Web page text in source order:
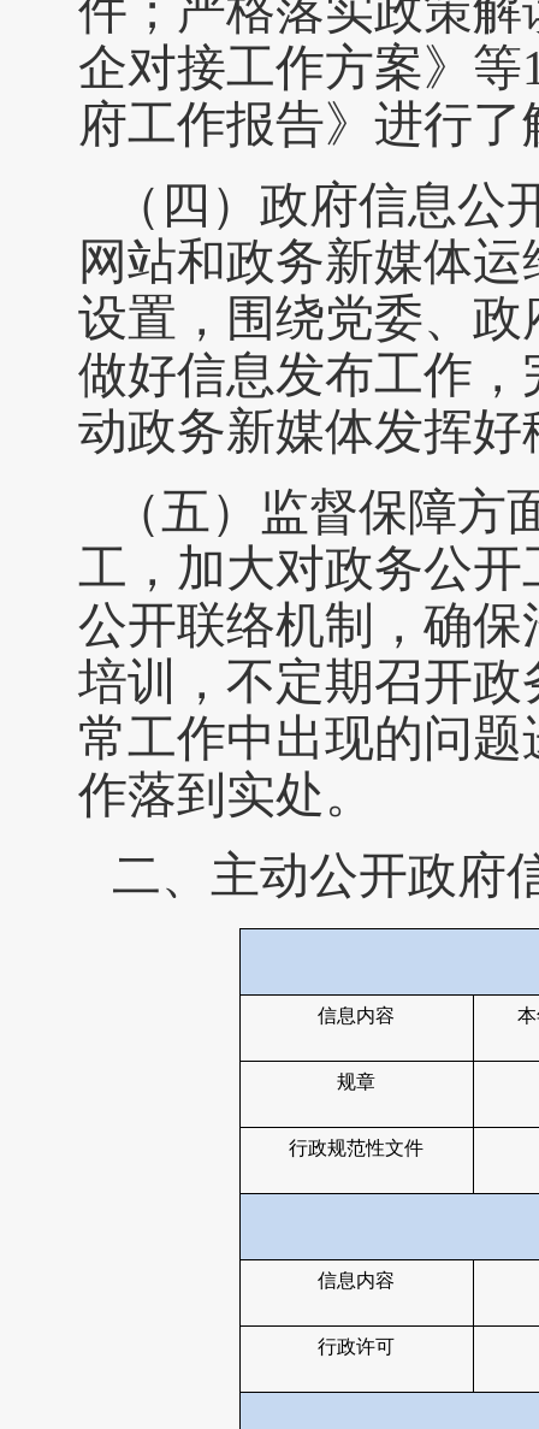
企对接工作方案》
府工作报告》进行
（四）政府信息
网站和政务新媒体
设置，围绕党委、
做好信息发布工作
动政务新媒体发挥
（五）监督保障
工，加大对政务公
公开联络机制，确
培训，不定期召开
常工作中出现的问
作落到实处。
二、主动公开政府
信息内容
规章
行政规范性文件
信息内容
行政许可